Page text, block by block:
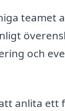
teamet
och
anlita ett